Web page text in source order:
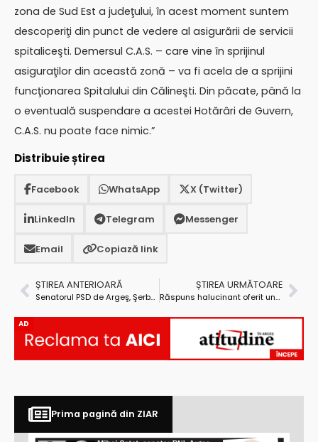
zona de Sud Est a judeţului, în acest moment suntem
descoperiţi din punct de vedere al asigurării de servicii
spitaliceşti. Demersul C.A.S. – care vine în sprijinul
asiguraţilor din această zonă – va fi acela de a sprijini
funcţionarea Spitalului din Călineşti. Din păcate, până la
o eventuală suspendare a acestei Hotărâri de Guvern,
C.A.S. nu poate face nimic.”
Distribuie știrea
Facebook WhatsApp X (Twitter)
LinkedIn Telegram Messenger
Email Copiază link
ȘTIREA ANTERIOARĂ
Senatorul PSD de Argeş, Şerban Valeca, îl întreabă pe primul ministru despre scumpirile repetate ale benzinei
ȘTIREA URMĂTOARE
Răspuns halucinant oferit unui piteştean de către C.S.M.
AD
Prima pagină din ZIAR